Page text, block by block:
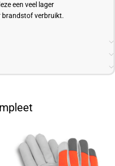
een veel lager
brandstof verbruikt.